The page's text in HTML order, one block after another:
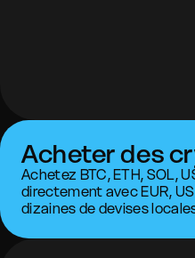
Acheter des
Achetez BTC, ETH, SOL,
directement avec EUR,
dizaines de devises